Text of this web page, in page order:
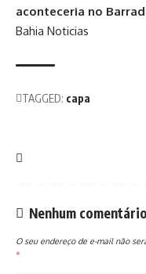
aconteceria no
Bahia Noticias
TAGGED: capa
Nenhum comentário
O seu endereço de e-mail não
*